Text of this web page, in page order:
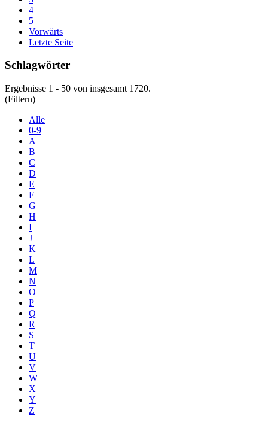
4
5
Vorwärts
Letzte Seite
Schlagwörter
Ergebnisse 1 - 50 von insgesamt 1720.
(Filtern)
Alle
0-9
A
B
C
D
E
F
G
H
I
J
K
L
M
N
O
P
Q
R
S
T
U
V
W
X
Y
Z